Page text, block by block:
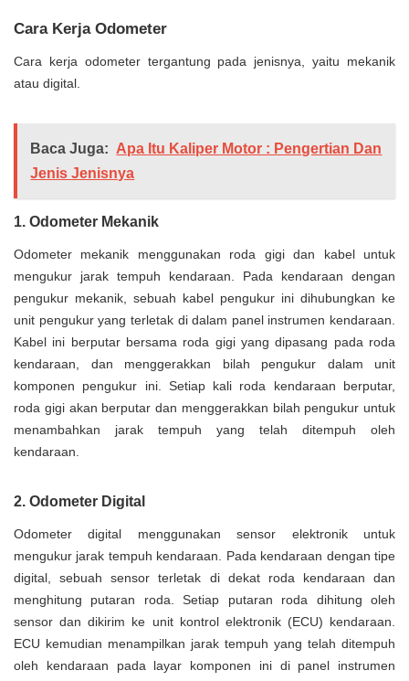
Cara Kerja Odometer
Cara kerja odometer tergantung pada jenisnya, yaitu mekanik
atau digital.
Baca Juga: Apa Itu Kaliper Motor : Pengertian Dan
Jenis Jenisnya
1. Odometer Mekanik
Odometer mekanik menggunakan roda gigi dan kabel untuk
mengukur jarak tempuh kendaraan. Pada kendaraan dengan
pengukur mekanik, sebuah kabel pengukur ini dihubungkan ke
unit pengukur yang terletak di dalam panel instrumen kendaraan.
Kabel ini berputar bersama roda gigi yang dipasang pada roda
kendaraan, dan menggerakkan bilah pengukur dalam unit
komponen pengukur ini. Setiap kali roda kendaraan berputar,
roda gigi akan berputar dan menggerakkan bilah pengukur untuk
menambahkan jarak tempuh yang telah ditempuh oleh
kendaraan.
2. Odometer Digital
Odometer digital menggunakan sensor elektronik untuk
mengukur jarak tempuh kendaraan. Pada kendaraan dengan tipe
digital, sebuah sensor terletak di dekat roda kendaraan dan
menghitung putaran roda. Setiap putaran roda dihitung oleh
sensor dan dikirim ke unit kontrol elektronik (ECU) kendaraan.
ECU kemudian menampilkan jarak tempuh yang telah ditempuh
oleh kendaraan pada layar komponen ini di panel instrumen